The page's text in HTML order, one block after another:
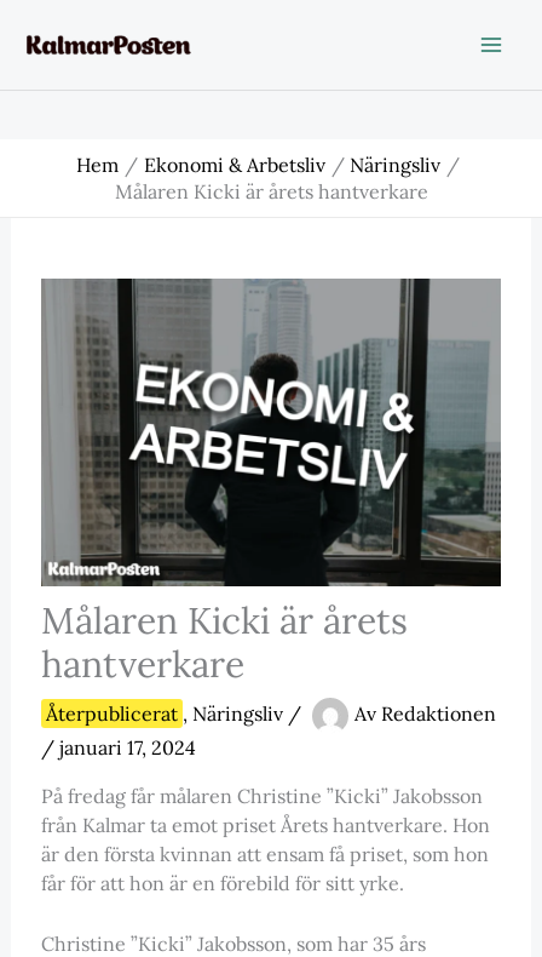
Hem Ekonomi & Arbetsliv
Näringsliv
Målaren Kicki är årets hantverkare
Målaren Kicki är årets
hantverkare
Återpublicerat , Näringsliv/ Av Redaktionen
/ januari 17, 2024
På fredag får målaren Christine ”Kicki” Jakobsson
från Kalmar ta emot priset Årets hantverkare. Hon
är den första kvinnan att ensam få priset, som hon
får för att hon är en förebild för sitt yrke.
Christine ”Kicki” Jakobsson, som har 35 års